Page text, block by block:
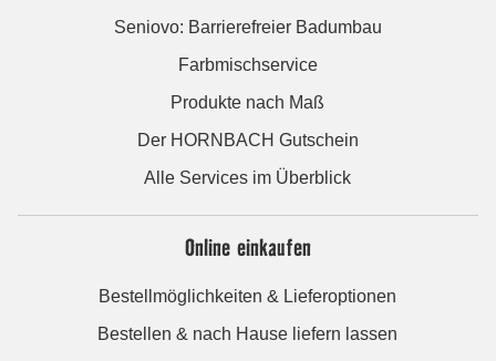
Seniovo: Barrierefreier Badumbau
Farbmischservice
Produkte nach Maß
Der HORNBACH Gutschein
Alle Services im Überblick
Online einkaufen
Bestellmöglichkeiten & Lieferoptionen
Bestellen & nach Hause liefern lassen